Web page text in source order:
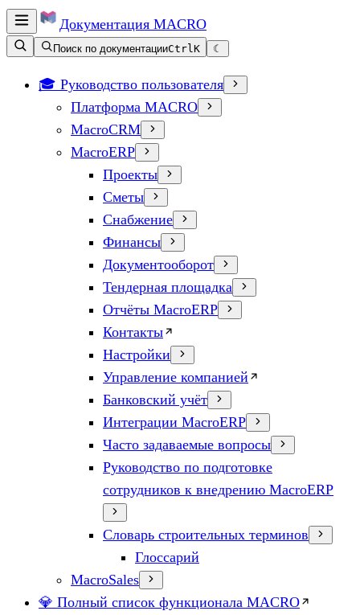
Документация MACRO
Поиск по документацииCtrlK ☾
🎓 Руководство пользователя
Платформа MACRO
MacroCRM
MacroERP
Проекты
Сметы
Снабжение
Финансы
Документооборот
Тендерная площадка
Отчёты MacroERP
Контакты
Настройки
Управление компанией
Банковский учёт
Интеграции MacroERP
Часто задаваемые вопросы
Руководство по подготовке
сотрудников к внедрению MacroERP
Словарь строительных терминов
Глоссарий
MacroSales
💎 Полный список функционала MACRO